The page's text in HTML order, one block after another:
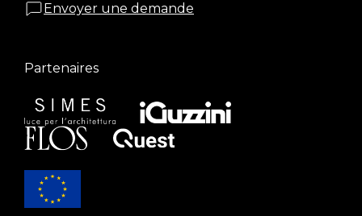
Envoyer une demande
Partenaires